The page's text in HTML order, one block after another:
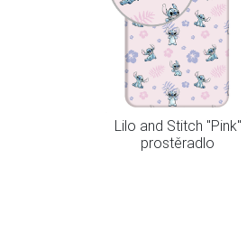
Lilo and Stitch "Pink"
prostěradlo